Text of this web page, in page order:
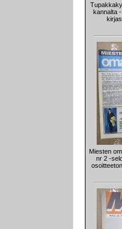
kannalta
Miesten
nr 2 -